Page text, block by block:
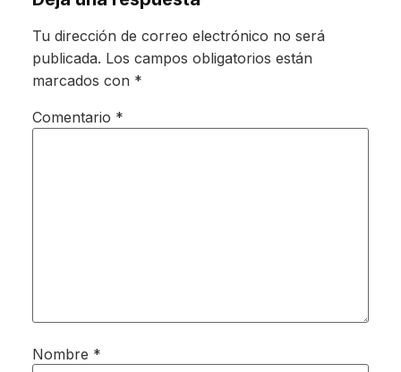
Tu dirección de correo electrónico no será
publicada. Los campos obligatorios están
marcados con *
Comentario *
Nombre *